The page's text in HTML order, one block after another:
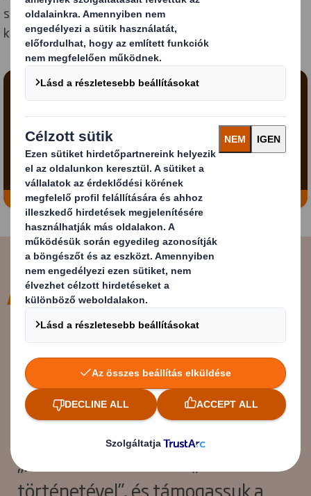
segíthetünk a vállalkozásában dolgozó embereknek a
kihívások és célok elérésében.
Tartalom blokkolva
A videó megtekintéséhez engedélyeznie kell a
„funkcionális” sütiket.
Beállításaim módosítása
A DS Smithnél üzleti
tevékenységünk a körforgásos
gazdaságon alapul, és kiváló
helyzetben vagyunk, hogy
megvilágítsuk, összekapcsoljuk a
„mi történetünket” az „az Ön
történetével”, és támogassuk a